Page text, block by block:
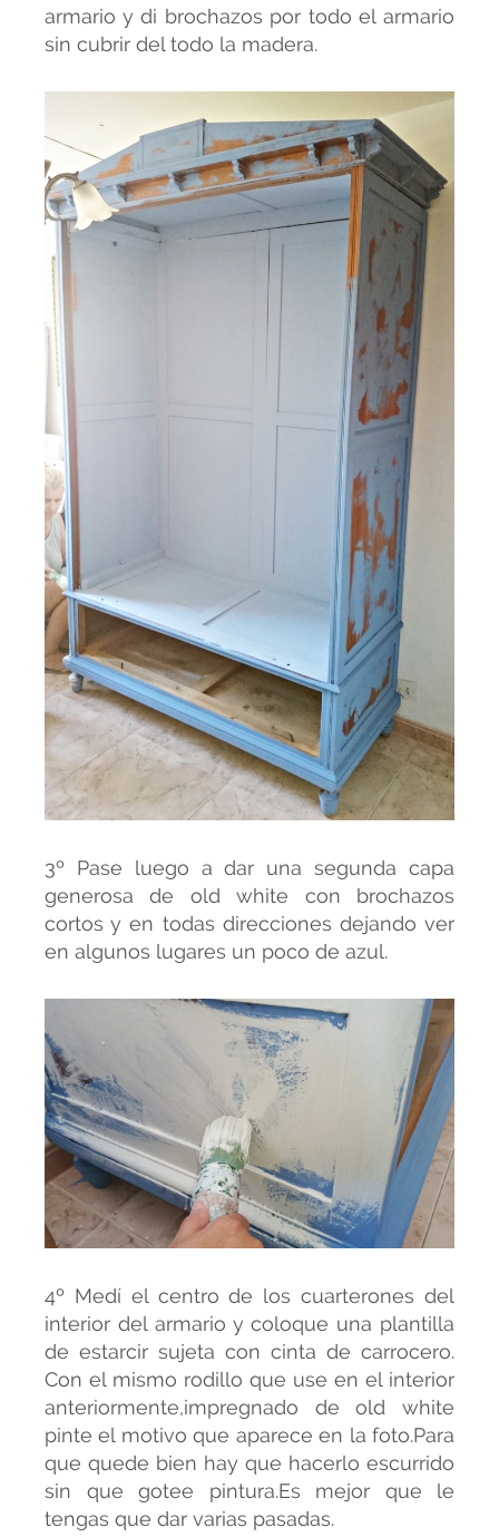
armario y di brochazos por todo el armario
sin cubrir del todo la madera.
3º Pase luego a dar una segunda capa
generosa de old white con brochazos
cortos y en todas direcciones dejando ver
en algunos lugares un poco de azul.
4º Medí el centro de los cuarterones del
interior del armario y coloque una plantilla
de estarcir sujeta con cinta de carrocero.
Con el mismo rodillo que use en el interior
anteriormente,impregnado de old white
pinte el motivo que aparece en la foto.Para
que quede bien hay que hacerlo escurrido
sin que gotee pintura.Es mejor que le
tengas que dar varias pasadas.